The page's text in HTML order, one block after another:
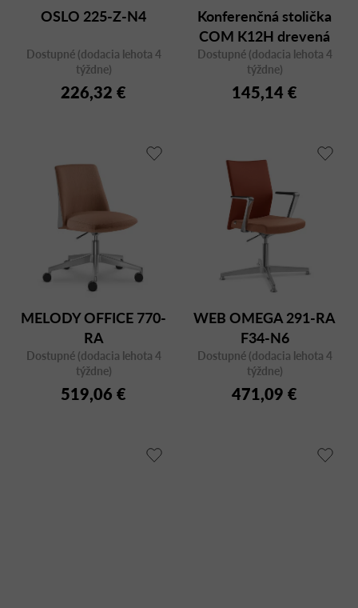
OSLO 225-Z-N4
Dostupné (dodacia lehota 4
týždne)
226,32 €
Konferenčná stolička
COM K12H drevená
Dostupné (dodacia lehota 4
týždne)
145,14 €
MELODY OFFICE 770-
RA
Dostupné (dodacia lehota 4
týždne)
519,06 €
WEB OMEGA 291-RA
F34-N6
Dostupné (dodacia lehota 4
týždne)
471,09 €